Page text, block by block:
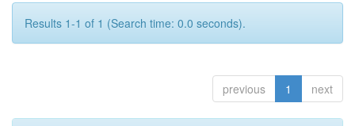
Results 1-1 of 1 (Search time: 0.0 seconds).
previous 1 next